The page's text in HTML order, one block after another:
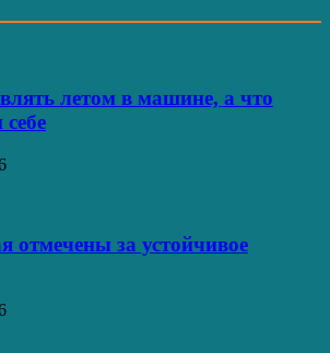
летом в машине, а что
отмечены за устойчивое